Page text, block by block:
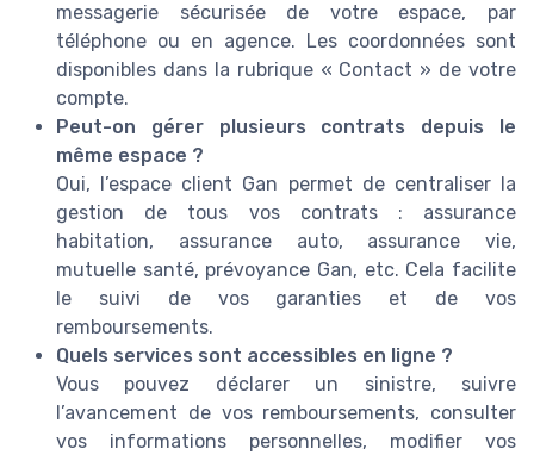
messagerie sécurisée de votre espace, par
téléphone ou en agence. Les coordonnées sont
disponibles dans la rubrique « Contact » de votre
compte.
Peut-on gérer plusieurs contrats depuis le
même espace ?
Oui, l’espace client Gan permet de centraliser la
gestion de tous vos contrats : assurance
habitation, assurance auto, assurance vie,
mutuelle santé, prévoyance Gan, etc. Cela facilite
le suivi de vos garanties et de vos
remboursements.
Quels services sont accessibles en ligne ?
Vous pouvez déclarer un sinistre, suivre
l’avancement de vos remboursements, consulter
vos informations personnelles, modifier vos